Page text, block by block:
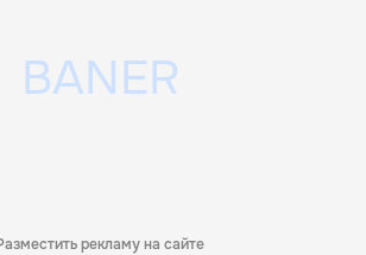
рекламу на сайте